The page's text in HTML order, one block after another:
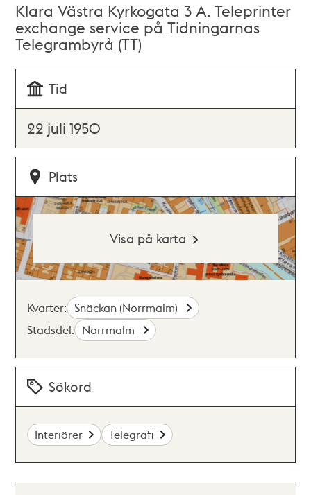
Klara Västra Kyrkogata 3 A. Teleprinter
exchange service på Tidningarnas
Telegrambyrå (TT)
Tid
22 juli 1950
Plats
Visa på karta
Kvarter: Snäckan (Norrmalm)
Stadsdel: Norrmalm
Sökord
Interiörer Telegrafi